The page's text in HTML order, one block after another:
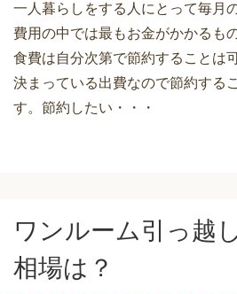
一人暮らしをする人にとって毎月
費用の中では最もお金がかかるも
食費は自分次第で節約することは
決まっている出費なので節約する
す。節約したい・・・
ワンルーム引っ越
相場は？